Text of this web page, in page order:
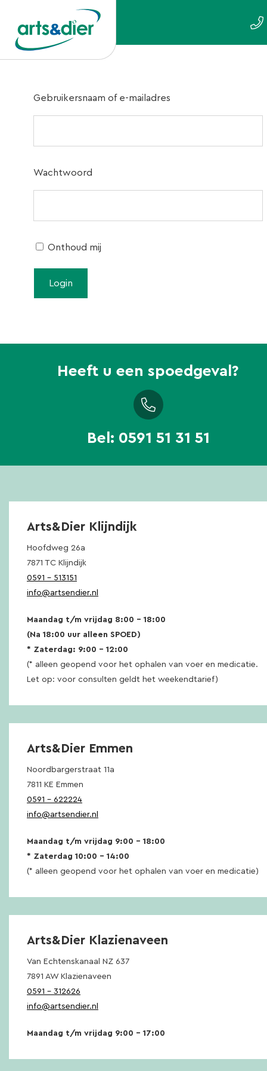
Gebruikersnaam of e-mailadres
Wachtwoord
Onthoud mij
Heeft u een spoedgeval?
Bel: 0591 51 31 51
Arts&Dier Klijndijk
Hoofdweg 26a
7871 TC Klijndijk
0591 – 513151
info@artsendier.nl
Maandag t/m vrijdag 8:00 – 18:00
(Na 18:00 uur alleen SPOED)
* Zaterdag: 9:00 – 12:00
(* alleen geopend voor het ophalen van voer en medicatie.
Let op: voor consulten geldt het weekendtarief)
Arts&Dier Emmen
Noordbargerstraat 11a
7811 KE Emmen
0591 – 622224
info@artsendier.nl
Maandag t/m vrijdag 9:00 – 18:00
* Zaterdag 10:00 – 14:00
(* alleen geopend voor het ophalen van voer en medicatie)
Arts&Dier Klazienaveen
Van Echtenskanaal NZ 637
7891 AW Klazienaveen
0591 – 312626
info@artsendier.nl
Maandag t/m vrijdag 9:00 – 17:00